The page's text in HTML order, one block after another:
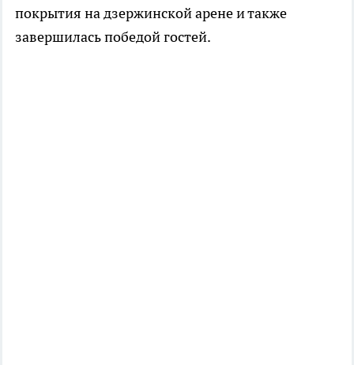
покрытия на дзержинской арене и также
завершилась победой гостей.